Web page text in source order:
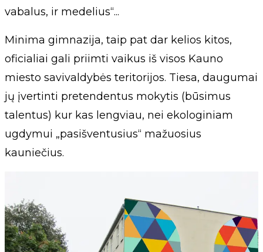
vabalus, ir medelius“...
Minima gimnazija, taip pat dar kelios kitos,
oficialiai gali priimti vaikus iš visos Kauno
miesto savivaldybės teritorijos. Tiesa, daugumai
jų įvertinti pretendentus mokytis (būsimus
talentus) kur kas lengviau, nei ekologiniam
ugdymui „pasišventusius“ mažuosius
kauniečius.